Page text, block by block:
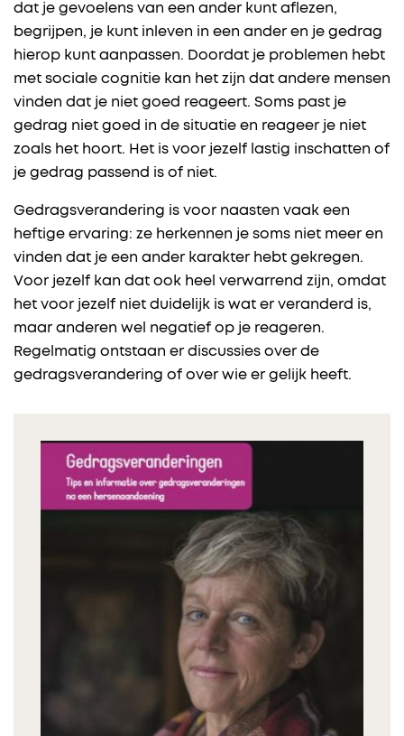
dat je gevoelens van een ander kunt aflezen,
begrijpen, je kunt inleven in een ander en je gedrag
hierop kunt aanpassen. Doordat je problemen hebt
met sociale cognitie kan het zijn dat andere mensen
vinden dat je niet goed reageert. Soms past je
gedrag niet goed in de situatie en reageer je niet
zoals het hoort. Het is voor jezelf lastig inschatten of
je gedrag passend is of niet.
Gedragsverandering is voor naasten vaak een
heftige ervaring: ze herkennen je soms niet meer en
vinden dat je een ander karakter hebt gekregen.
Voor jezelf kan dat ook heel verwarrend zijn, omdat
het voor jezelf niet duidelijk is wat er veranderd is,
maar anderen wel negatief op je reageren.
Regelmatig ontstaan er discussies over de
gedragsverandering of over wie er gelijk heeft.